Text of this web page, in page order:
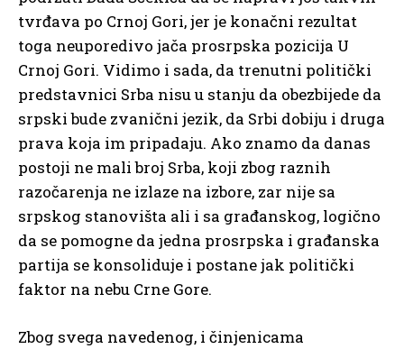
tvrđava po Crnoj Gori, jer je konačni rezultat
toga neuporedivo jača prosrpska pozicija U
Crnoj Gori. Vidimo i sada, da trenutni politički
predstavnici Srba nisu u stanju da obezbijede da
srpski bude zvanični jezik, da Srbi dobiju i druga
prava koja im pripadaju. Ako znamo da danas
postoji ne mali broj Srba, koji zbog raznih
razočarenja ne izlaze na izbore, zar nije sa
srpskog stanovišta ali i sa građanskog, logično
da se pomogne da jedna prosrpska i građanska
partija se konsoliduje i postane jak politički
faktor na nebu Crne Gore.
Zbog svega navedenog, i činjenicama